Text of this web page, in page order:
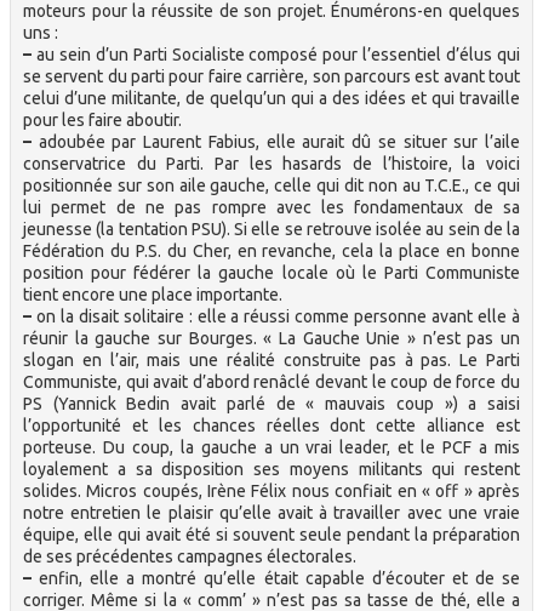
moteurs pour la réussite de son projet. Énumérons-en quelques
uns :
– au sein d’un Parti Socialiste composé pour l’essentiel d’élus qui
se servent du parti pour faire carrière, son parcours est avant tout
celui d’une militante, de quelqu’un qui a des idées et qui travaille
pour les faire aboutir.
– adoubée par Laurent Fabius, elle aurait dû se situer sur l’aile
conservatrice du Parti. Par les hasards de l’histoire, la voici
positionnée sur son aile gauche, celle qui dit non au T.C.E., ce qui
lui permet de ne pas rompre avec les fondamentaux de sa
jeunesse (la tentation PSU). Si elle se retrouve isolée au sein de la
Fédération du P.S. du Cher, en revanche, cela la place en bonne
position pour fédérer la gauche locale où le Parti Communiste
tient encore une place importante.
– on la disait solitaire : elle a réussi comme personne avant elle à
réunir la gauche sur Bourges. « La Gauche Unie » n’est pas un
slogan en l’air, mais une réalité construite pas à pas. Le Parti
Communiste, qui avait d’abord renâclé devant le coup de force du
PS (Yannick Bedin avait parlé de « mauvais coup ») a saisi
l’opportunité et les chances réelles dont cette alliance est
porteuse. Du coup, la gauche a un vrai leader, et le PCF a mis
loyalement a sa disposition ses moyens militants qui restent
solides. Micros coupés, Irène Félix nous confiait en « off » après
notre entretien le plaisir qu’elle avait à travailler avec une vraie
équipe, elle qui avait été si souvent seule pendant la préparation
de ses précédentes campagnes électorales.
– enfin, elle a montré qu’elle était capable d’écouter et de se
corriger. Même si la « comm’ » n’est pas sa tasse de thé, elle a